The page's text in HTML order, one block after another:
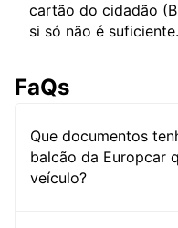
cartão do cidadão
si só não é suficiente.
FaQs
Que documentos
balcão da Europcar
veículo?